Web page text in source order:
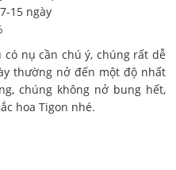
15 ngày
có nụ cần chú ý, chúng rất dễ
thường nở đến một độ nhất
chúng không nở bung hết,
hoa Tigon nhé.